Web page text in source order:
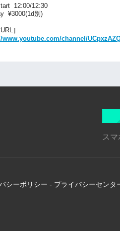
12:00/12:30
¥3000(1d別)
］
www.youtube.com/channel/
ス
シーポリシー - プライバシーセンタ